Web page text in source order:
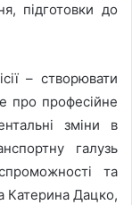
підготовки до
– створювати
про професійне
зміни в
галузь
та
Катерина Дацко,